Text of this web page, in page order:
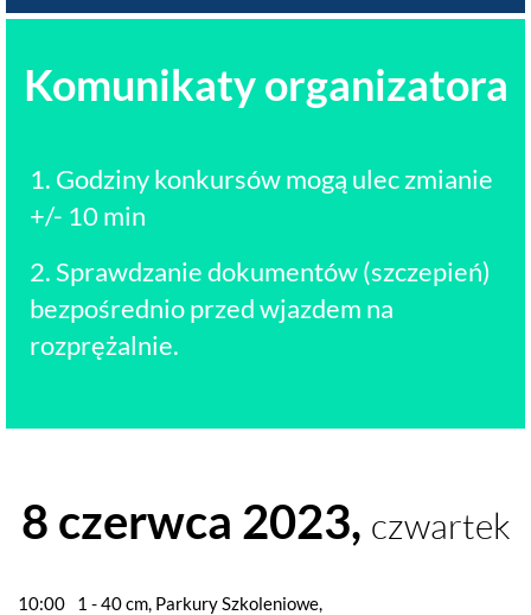
Komunikaty organizatora
1. Godziny konkursów mogą ulec zmianie
+/- 10 min
2. Sprawdzanie dokumentów (szczepień)
bezpośrednio przed wjazdem na
rozprężalnie.
8 czerwca 2023, czwartek
10:00 1 - 40 cm, Parkury Szkoleniowe,